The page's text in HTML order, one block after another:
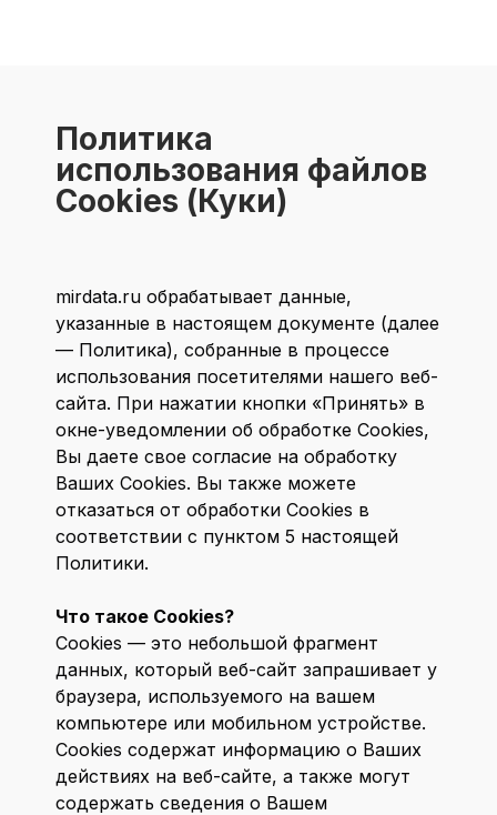
Политика
использования файлов
Cookies (Куки)
mirdata.ru обрабатывает данные,
указанные в настоящем документе (далее
— Политика), собранные в процессе
использования посетителями нашего веб-
сайта. При нажатии кнопки «Принять» в
окне-уведомлении об обработке Cookies,
Вы даете свое согласие на обработку
Ваших Cookies. Вы также можете
отказаться от обработки Cookies в
соответствии с пунктом 5 настоящей
Политики.
Что такое Cookies?
Сookies — это небольшой фрагмент
данных, который веб-сайт запрашивает у
браузера, используемого на вашем
компьютере или мобильном устройстве.
Cookies содержат информацию о Ваших
действиях на веб-сайте, а также могут
содержать сведения о Вашем